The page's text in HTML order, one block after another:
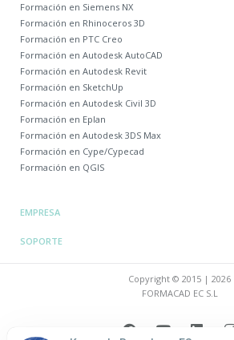
Formación en Siemens NX
Formación en Rhinoceros 3D
Formación en PTC Creo
Formación en Autodesk AutoCAD
Formación en Autodesk Revit
Formación en SketchUp
Formación en Autodesk Civil 3D
Formación en Eplan
Formación en Autodesk 3DS Max
Formación en Cype/Cypecad
Formación en QGIS
EMPRESA
SOPORTE
Copyright © 2015 | 2026
FORMACAD EC S.L
F Y L I